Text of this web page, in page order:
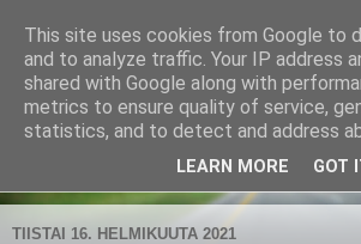
CampaSimpukka
kammen- ja kauhanpyöritystä
TIISTAI 16. HELMIKUUTA 2021
This site uses cookies from Google to
and to analyze traffic. Your IP address
shared with Google along with
metrics to ensure quality of service,
statistics, and to detect and address
LEARN MORE GOT